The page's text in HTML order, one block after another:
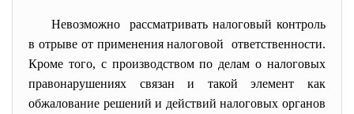
Невозможно рассматривать налоговый контроль
в отрыве от применения налоговой ответственности.
Кроме того, с производством по делам о налоговых
правонарушениях связан и такой элемент как
обжалование решений и действий налоговых органов